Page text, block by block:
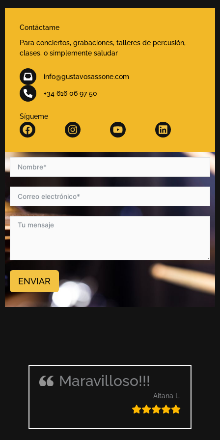
Contáctame
Para conciertos, grabaciones, talleres de percusión,
clases, o simplemente saludar
info@gustavosassone.com
+34 616 06 97 50
Sígueme
ENVIAR
Maravilloso!!!
Aitana L.